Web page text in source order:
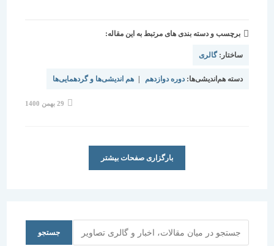
برچسب و دسته بندی های مرتبط به این مقاله:
ساختار:گالری
دسته هم‌اندیشی‌ها:دوره دوازدهم | هم اندیشی‌ها و گردهمایی‌ها
بارگزاری صفحات بیشتر
جستجو